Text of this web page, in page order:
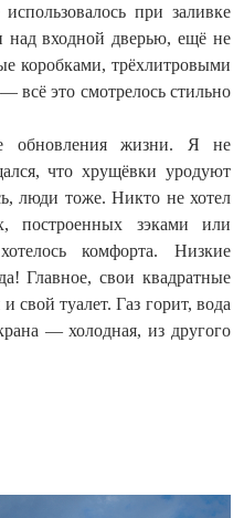
при заливке
над входной дверью, ещё не
коробками, трёхлитровыми
это смотрелось стильно
обновления жизни. Я не
что хрущёвки уродуют
люди тоже. Никто не хотел
построенных зэками или
комфорта. Низкие
Главное, свои квадратные
свой туалет. Газ горит, вода
— холодная, из другого